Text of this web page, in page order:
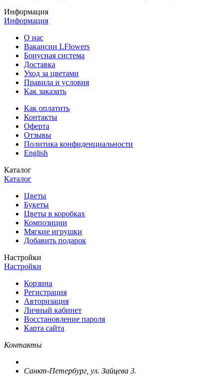
Информация
Информация
О нас
Вакансии LFlowers
Бонусная система
Доставка
Уход за цветами
Правила и условия
Как заказать
Как оплатить
Контакты
Оферта
Отзывы
Политика конфиденциальности
English
Каталог
Каталог
Цветы
Букеты
Цветы в коробках
Композиции
Мягкие игрушки
Добавить подарок
Настройки
Настройки
Корзина
Регистрация
Авторизация
Личный кабинет
Восстановление пароля
Карта сайта
Контакты
Санкт-Петербург, ул. Зайцева 3.